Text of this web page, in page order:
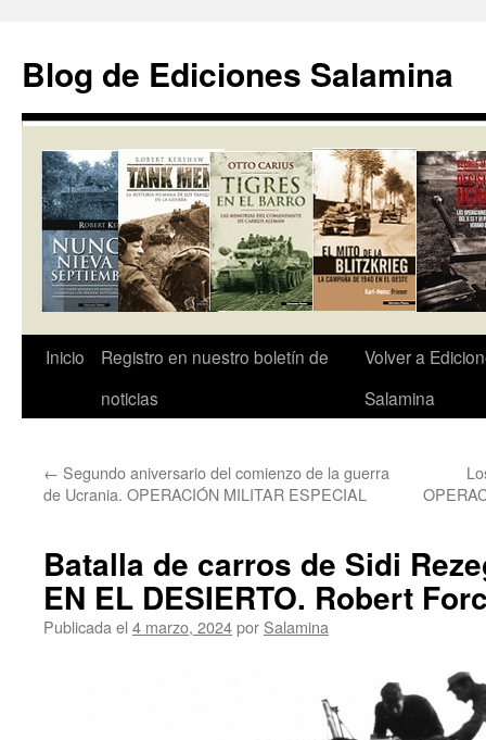
contenido
Blog de Ediciones Salamina
Inicio
Registro en nuestro boletín de
noticias
Volver a
Salamina
← Segundo aniversario del comienzo de la guerra
de Ucrania. OPERACIÓN MILITAR ESPECIAL
Batalla de carros de Sidi
EN EL DESIERTO. Robert
Publicada el 4 marzo, 2024por Salamina